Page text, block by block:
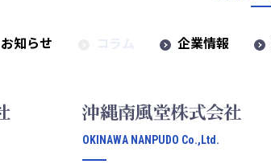
お知らせ 企業情報
OKINAWA NANPUDO Co.,Ltd.